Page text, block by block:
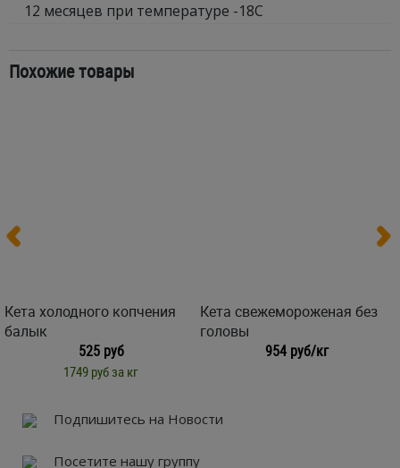
12 месяцев при температуре -18С
Похожие товары
Кета холодного копчения
балык
525 руб
1749 руб за кг
Кета свежемороженая без
головы
954 руб/кг
Подпишитесь на Новости
Посетите нашу группу